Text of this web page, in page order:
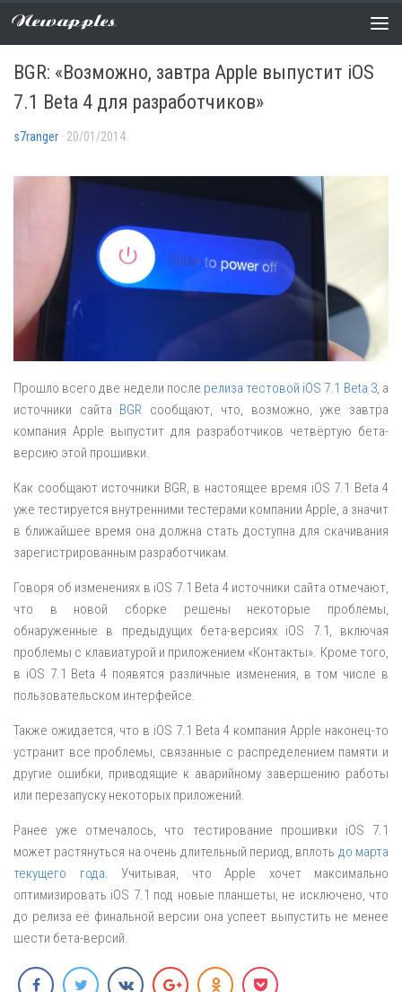
Newapples
СЛУХИ 0 COMMENTS
BGR: «Возможно, завтра Apple выпустит iOS
7.1 Beta 4 для разработчиков»
s7ranger · 20/01/2014
Прошло всего две недели после релиза тестовой iOS 7.1 Beta 3, а
источники сайта BGR сообщают, что, возможно, уже завтра
компания Apple выпустит для разработчиков четвёртую бета-
версию этой прошивки.
Как сообщают источники BGR, в настоящее время iOS 7.1 Beta 4
уже тестируется внутренними тестерами компании Apple, а значит
в ближайшее время она должна стать доступна для скачивания
зарегистрированным разработчикам.
Говоря об изменениях в iOS 7.1 Beta 4 источники сайта отмечают,
что в новой сборке решены некоторые проблемы,
обнаруженные в предыдущих бета-версиях iOS 7.1, включая
проблемы с клавиатурой и приложением «Контакты». Кроме того,
в iOS 7.1 Beta 4 появятся различные изменения, в том числе в
пользовательском интерфейсе.
Также ожидается, что в iOS 7.1 Beta 4 компания Apple наконец-то
устранит все проблемы, связанные с распределением памяти и
другие ошибки, приводящие к аварийному завершению работы
или перезапуску некоторых приложений.
Ранее уже отмечалось, что тестирование прошивки iOS 7.1
может растянуться на очень длительный период, вплоть до марта
текущего года . Учитывая, что Apple хочет максимально
оптимизировать iOS 7.1 под новые планшеты, не исключено, что
до релиза её финальной версии она успеет выпустить не менее
шести бета-версий.